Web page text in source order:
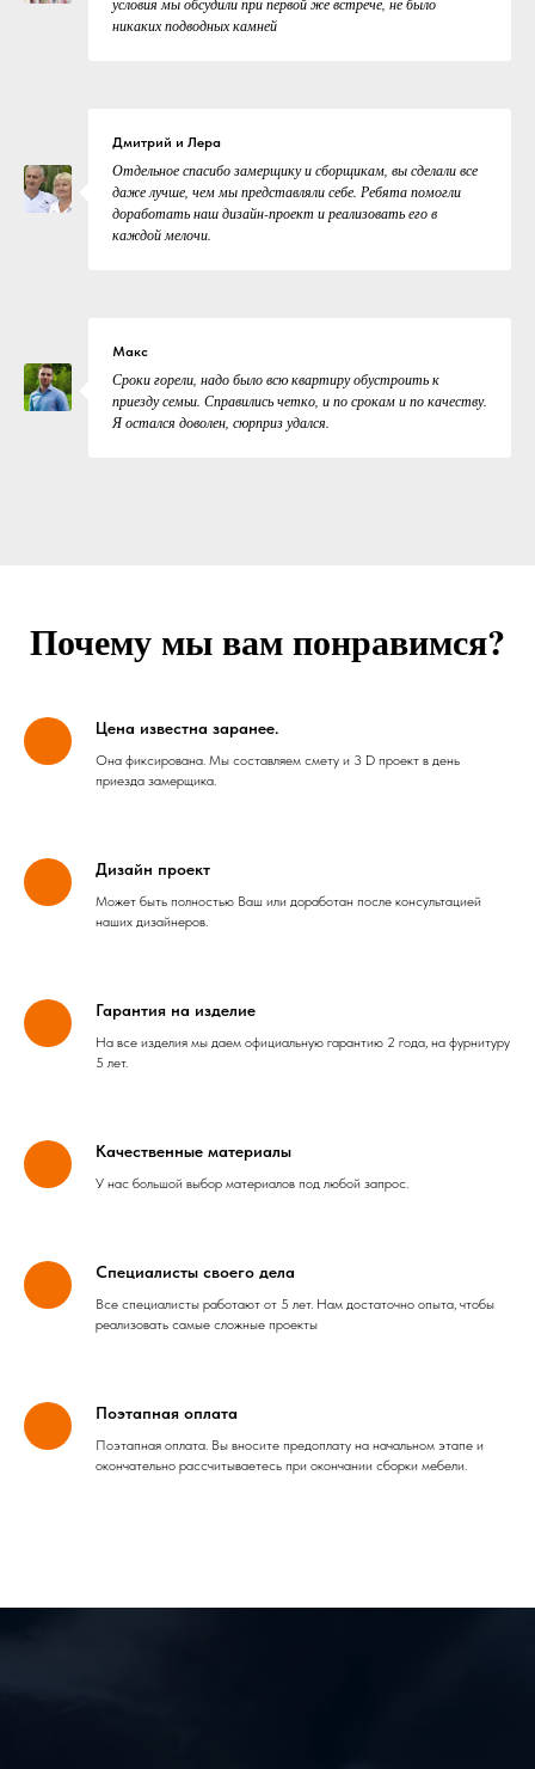
никаких подводных камней
Дмитрий и Лера
Отдельное спасибо замерщику и сборщикам, вы сделали все
даже лучше, чем мы представляли себе. Ребята помогли
доработать наш дизайн-проект и реализовать его в
каждой мелочи.
Макс
Сроки горели, надо было всю квартиру обустроить к
приезду семьи. Справились четко, и по срокам и по качеству.
Я остался доволен, сюрприз удался.
Почему мы вам понравимся?
Цена известна заранее.
Она фиксирована. Мы составляем смету и 3 D проект в день
приезда замерщика.
Дизайн проект
Может быть полностью Ваш или доработан после консультацией
наших дизайнеров.
Гарантия на изделие
На все изделия мы даем официальную гарантию 2 года, на фурнитуру
5 лет.
Качественные материалы
У нас большой выбор материалов под любой запрос.
Специалисты своего дела
Все специалисты работают от 5 лет. Нам достаточно опыта, чтобы
реализовать самые сложные проекты
Поэтапная оплата
Поэтапная оплата. Вы вносите предоплату на начальном этапе и
окончательно рассчитываетесь при окончании сборки мебели.